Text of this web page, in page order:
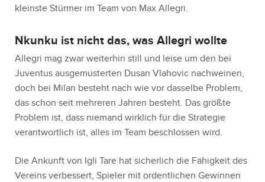
kleinste Stürmer im Team von Max Allegri.
Nkunku ist nicht das, was Allegri wollte
Allegri mag zwar weiterhin still und leise um den bei
Juventus ausgemusterten Dusan Vlahovic nachweinen,
doch bei Milan besteht nach wie vor dasselbe Problem,
das schon seit mehreren Jahren besteht. Das größte
Problem ist, dass niemand wirklich für die Strategie
verantwortlich ist, alles im Team beschlossen wird.
Die Ankunft von Igli Tare hat sicherlich die Fähigkeit des
Vereins verbessert, Spieler mit ordentlichen Gewinnen